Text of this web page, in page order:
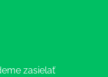
zasielať